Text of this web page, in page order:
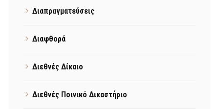
Διαπραγματεύσεις
Διαφθορά
Διεθνές Δίκαιο
Διεθνές Ποινικό Δικαστήριο